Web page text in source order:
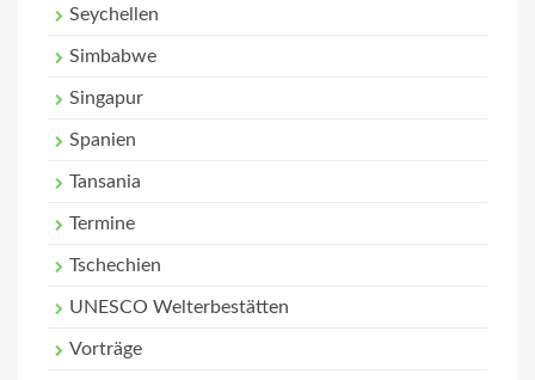
Seychellen
Simbabwe
Singapur
Spanien
Tansania
Termine
Tschechien
UNESCO Welterbestätten
Vorträge